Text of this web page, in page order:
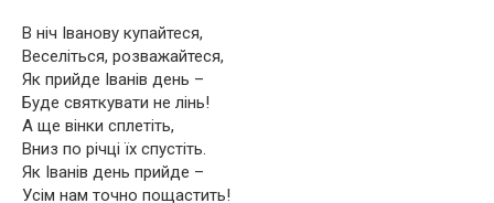
В ніч Іванову купайтеся,
Веселіться, розважайтеся,
Як прийде Іванів день –
Буде святкувати не лінь!
А ще вінки сплетіть,
Вниз по річці їх спустіть.
Як Іванів день прийде –
Усім нам точно пощастить!